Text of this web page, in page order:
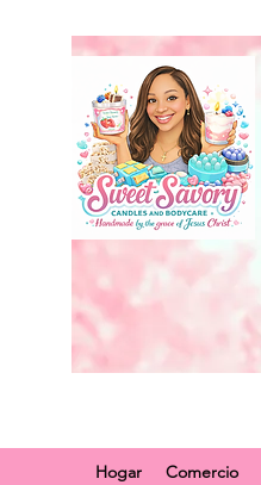
Hogar Comercio